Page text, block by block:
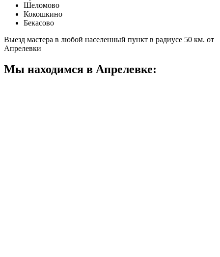
Шеломово
Кокошкино
Бекасово
Выезд мастера в любой населенный пункт в радиусе 50 км. от
Апрелевки
Мы находимся в Апрелевке: